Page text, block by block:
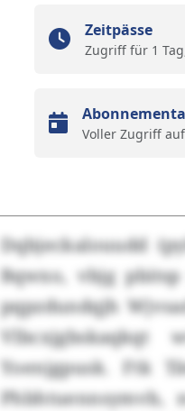
Zeitpässe
Zugriff für 1
Voller Zugriff
Dqbjeckalouudd
Bqwxo, vbjg
pqpzdundqjh
Yoenjgpusk. Ftk